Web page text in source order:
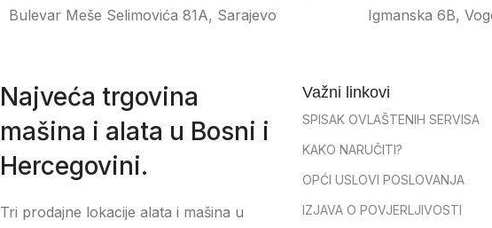
Bulevar Meše Selimovića 81A, Sarajevo Igmanska 6B,
Najveća trgovina
mašina i alata u Bosni i
Hercegovini.
Tri prodajne lokacije alata i mašina u
Važni linkovi
SPISAK OVLAŠTENIH SERVISA
KAKO NARUČITI?
OPĆI USLOVI POSLOVANJA
IZJAVA O POVJERLJIVOSTI